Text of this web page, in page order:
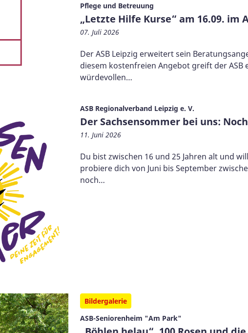
Pflege und Betreuung
„Letzte Hilfe Kurse“ am 16.09. im
07. Juli 2026
Der ASB Leipzig erweitert sein
diesem kostenfreien Angebot greift der
würdevollen…
ASB Regionalverband Leipzig e. V.
Der Sachsensommer bei uns:
11. Juni 2026
Du bist zwischen 16 und 25 Jahren alt und
probiere dich von Juni bis September
noch…
Bildergalerie
ASB-Seniorenheim "Am Park"